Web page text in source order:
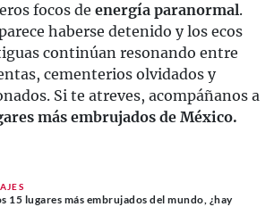
focos de energía paranormal.
haberse detenido y los ecos
continúan resonando entre
cementerios olvidados y
Si te atreves, acompáñanos a
más embrujados de México.
15 lugares más embrujados del mundo, ¿hay